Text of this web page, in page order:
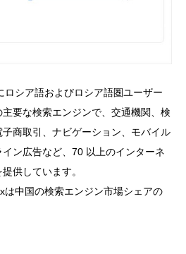
シア語およびロシア語圏ユーザー
要な検索エンジンで、交通機関、検
商取引、ナビゲーション、モバイル
ン広告など、70 以上のインターネ
供しています。
は中国の検索エンジン市場シェアの